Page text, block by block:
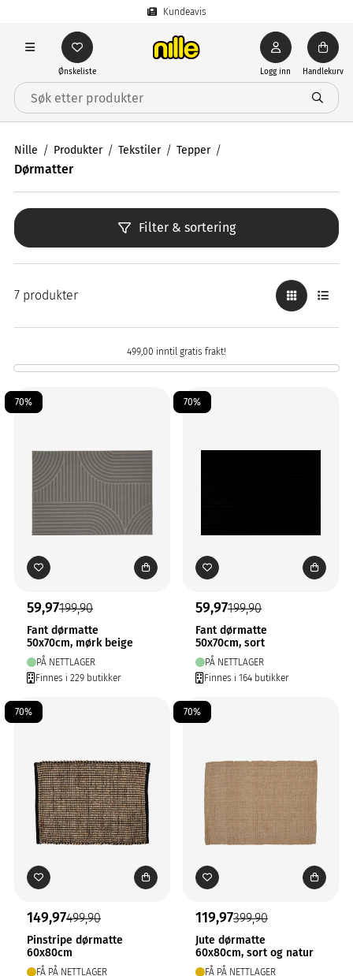
Kundeavis
Ønskeliste Logg inn Handlekurv
Nille Produkter Tekstiler Tepper
Dørmatter
Filter & sortering
7 produkter
499,00 inntil gratis frakt!
70%
59,97199,90
Fant dørmatte
50x70cm, mørk beige
PÅ NETTLAGER
Finnes i 229 butikker
70%
59,97199,90
Fant dørmatte
50x70cm, sort
PÅ NETTLAGER
Finnes i 164 butikker
70%
149,97499,90
Pinstripe dørmatte
60x80cm
FÅ PÅ NETTLAGER
70%
119,97399,90
Jute dørmatte
60x80cm, sort og natur
FÅ PÅ NETTLAGER